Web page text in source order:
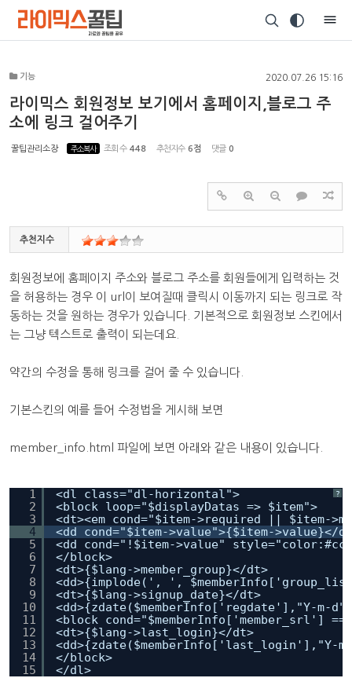
기능 2020.07.26 15:16
라이믹스 회원정보 보기에서 홈페이지,블로그 주
소에 링크 걸어주기
꿀팁관리소장 주소복사 조회 수 448 추천지수 6점 댓글 0
추천지수
회원정보에 홈페이지 주소와 블로그 주소를 회원들에게 입력하는 것
을 허용하는 경우 이 url이 보여질때 클릭시 이동까지 되는 링크로 작
동하는 것을 원하는 경우가 있습니다. 기본적으로 회원정보 스킨에서
는 그냥 텍스트로 출력이 되는데요.
약간의 수정을 통해 링크를 걸어 줄 수 있습니다.
기본스킨의 예를 들어 수정법을 게시해 보면
member_info.html 파일에 보면 아래와 같은 내용이 있습니다.
?
1
2
3
4
5
6
7
8
9
10
11
12
13
14
15
<dl class="dl-horizontal">
<block loop="$displayDatas => $item">
<dt><em cond="$item->required || $item-
<dd cond="$item->value">{$item->value}</
<dd cond="!$item->value"
</block>
<dt>{$lang->member_group}</dt>
<dd>{implode(', ',
<dt>{$lang->signup_date}</dt>
<dd>{zdate($memberInfo['regdate'],"Y-m-
<block cond="$memberInfo['member_srl']
<dt>{$lang->last_login}</dt>
<dd>{zdate($memberInfo['last_login'],"Y-
</block>
</dl>
Sketchbook5, 스케치북5
Sketchbook5, 스케치북5